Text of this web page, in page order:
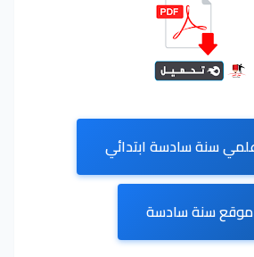
سنة سادسة ابتدائي
موقع سنة سادسة